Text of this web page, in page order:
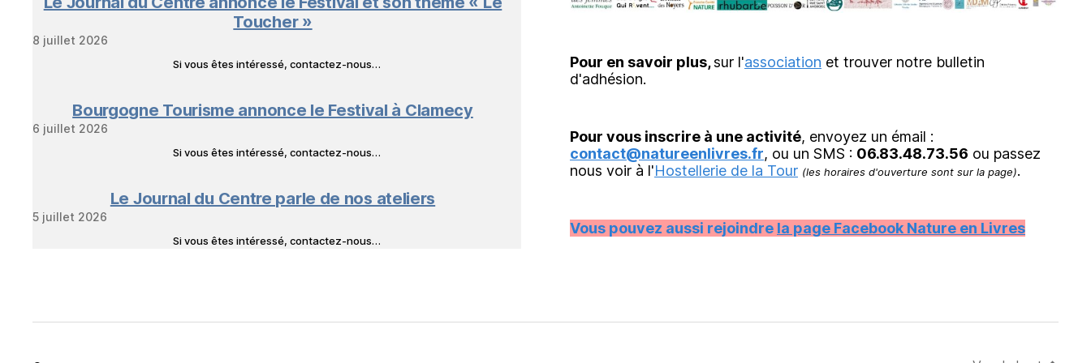
Toucher »
8 juillet 2026
Si vous êtes intéressé, contactez-nous…
Bourgogne Tourisme annonce le Festival à Clamecy
6 juillet 2026
Si vous êtes intéressé, contactez-nous…
Le Journal du Centre parle de nos ateliers
5 juillet 2026
Si vous êtes intéressé, contactez-nous…
Pour en savoir plus,sur l'association et trouver notre bulletin
d'adhésion.
Pour vous inscrire à une activité, envoyez un émail :
contact@natureenlivres.fr, ou un SMS : 06.83.48.73.56 ou passez
nous voir à l'Hostellerie de la Tour (les horaires d'ouverture sont sur la page).
Vous pouvez aussi rejoindre la page Facebook Nature en Livres